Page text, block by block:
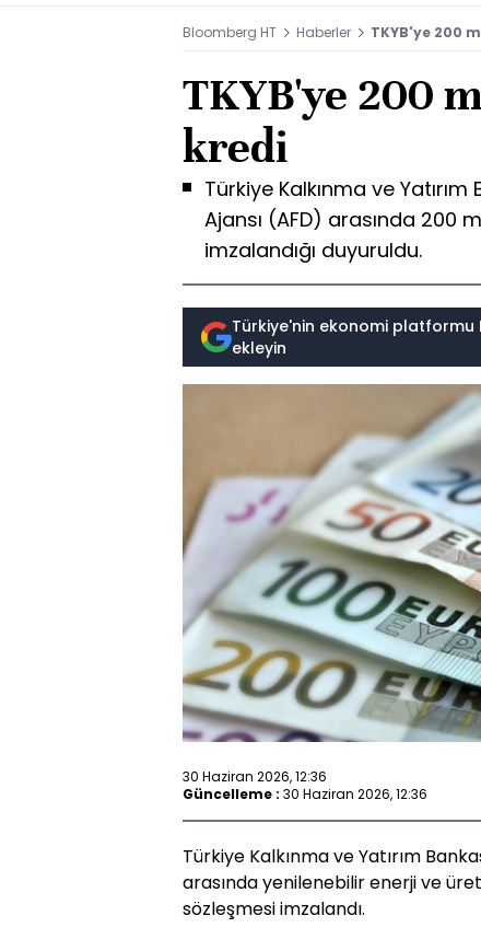
Bloomberg HT Haberler TKYB'ye 200
TKYB'ye 200
kredi
Türkiye Kalkınma ve Yatırım
Ajansı (AFD) arasında 200
imzalandığı duyuruldu.
Türkiye'nin ekonomi
ekleyin
30 Haziran 2026, 12:36
Güncelleme : 30 Haziran 2026, 12:36
Türkiye Kalkınma ve Yatırım
arasında yenilenebilir enerji ve
sözleşmesi imzalandı.